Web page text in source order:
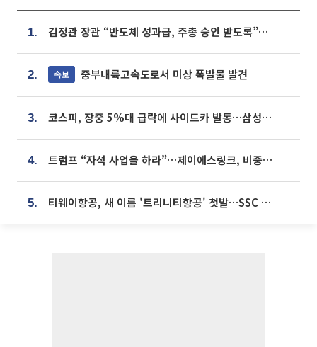
1. 김정관 장관 “반도체 성과급, 주총 승인 받도록”…상법·자본시장법 개정 시사
2. 속보 중부내륙고속도로서 미상 폭발물 발견
3. 코스피, 장중 5%대 급락에 사이드카 발동…삼성·SK 동반 폭락
4. 트럼프 “자석 사업을 하라”…제이에스링크, 비중국 영구자석 공급망 구축 속도
5. 티웨이항공, 새 이름 '트리니티항공' 첫발…SSC 전략 본격화